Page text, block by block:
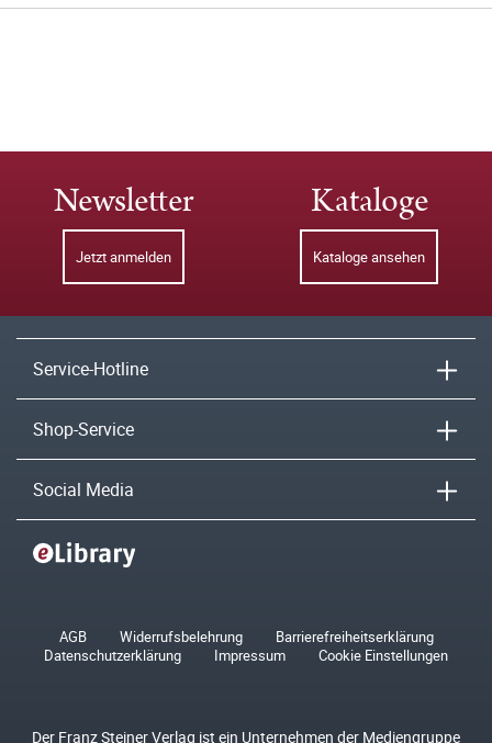
Newsletter
Jetzt anmelden
Kataloge
Kataloge ansehen
Service-Hotline
Shop-Service
Social Media
AGB Widerrufsbelehrung
Barrierefreiheitserklärung
Datenschutzerklärung
Impressum Cookie Einstellungen
Der Franz Steiner Verlag ist ein Unternehmen der Mediengruppe